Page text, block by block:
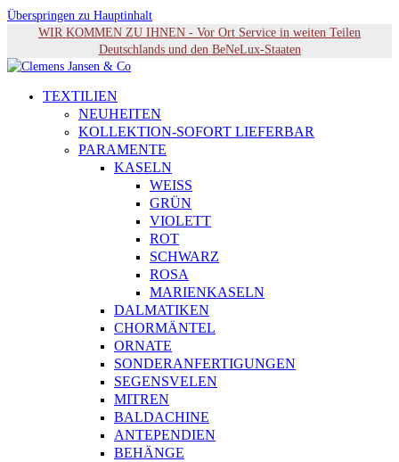
Überspringen zu Hauptinhalt
WIR KOMMEN ZU IHNEN - Vor Ort Service in weiten Teilen
Deutschlands und den BeNeLux-Staaten
TEXTILIEN
NEUHEITEN
KOLLEKTION-SOFORT LIEFERBAR
PARAMENTE
KASELN
WEISS
GRÜN
VIOLETT
ROT
SCHWARZ
ROSA
MARIENKASELN
DALMATIKEN
CHORMÄNTEL
ORNATE
SONDERANFERTIGUNGEN
SEGENSVELEN
MITREN
BALDACHINE
ANTEPENDIEN
BEHÄNGE